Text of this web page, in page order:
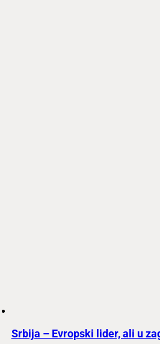
Srbija – Evropski lider, ali u